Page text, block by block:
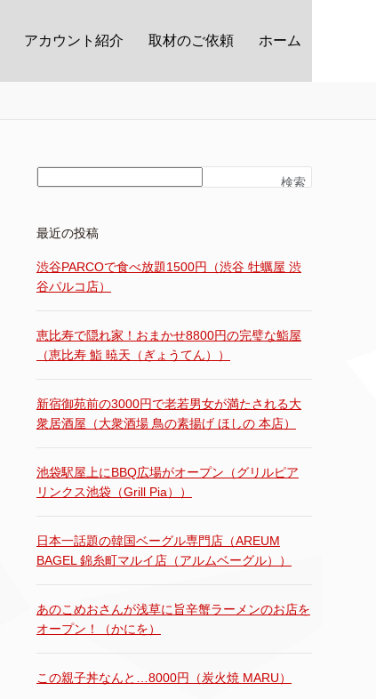
アカウント紹介 取材のご依頼 ホーム
検索
最近の投稿
渋谷PARCOで食べ放題1500円（渋谷 牡蠣屋 渋
谷パルコ店）
恵比寿で隠れ家！おまかせ8800円の完璧な鮨屋
（恵比寿 鮨 暁天（ぎょうてん））
新宿御苑前の3000円で老若男女が満たされる大
衆居酒屋（大衆酒場 鳥の素揚げ ほしの 本店）
池袋駅屋上にBBQ広場がオープン（グリルピア
リンクス池袋（Grill Pia））
日本一話題の韓国ベーグル専門店（AREUM
BAGEL 錦糸町マルイ店（アルムベーグル））
あのこめおさんが浅草に旨辛蟹ラーメンのお店を
オープン！（かにを）
この親子丼なんと…8000円（炭火焼 MARU）